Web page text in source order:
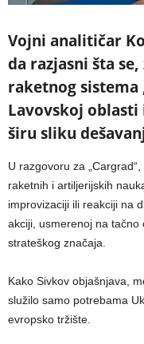
Vojni analitičar
da razjasni šta
raketnog sistema
Lavovskoj oblasti
širu sliku
U razgovoru za
raketnih i artiljerijskih
improvizaciji ili reakciji na
akciji, usmerenoj na
strateškog značaja.
Kako Sivkov objašnjava,
služilo samo potrebama
evropsko tržište.